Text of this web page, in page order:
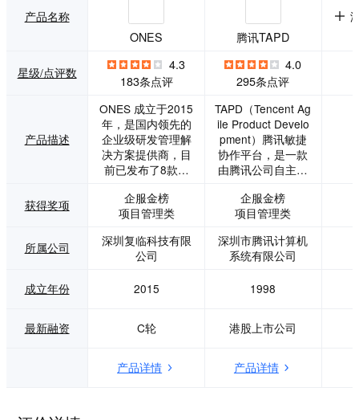
产品名称
ONES
腾讯TAPD
星级/点评数
4.3
183条点评
4.0
295条点评
产品描述
ONES 成立于2015
年，是国内领先的
企业级研发管理解
决方案提供商，目
前已发布了8款产
oject（项目管
理）、ONES Plan
ONES Wiki（知识
库管理）、ONES T
理）、ONES Pipeli
理）、ONES Perfo
rmance（研发效能
sk（工单管理）、
TAPD（Tencent Ag
ile Product Develo
pment）腾讯敏捷
协作平台，是一款
由腾讯公司自主研
发管理平台。TAPD
沉淀了腾讯十余年
发模式和实践成
果，能够帮助企业
发效能。 · 一个平
标，专注协作 简单
高效的团队沟通，
清晰透明的过程反
获得奖项
企服金榜
项目管理类
企服金榜
项目管理类
所属公司
深圳复临科技有限
公司
深圳市腾讯计算机
系统有限公司
成立年份 2015 1998
最新融资 C轮 港股上市公司
产品详情 产品详情